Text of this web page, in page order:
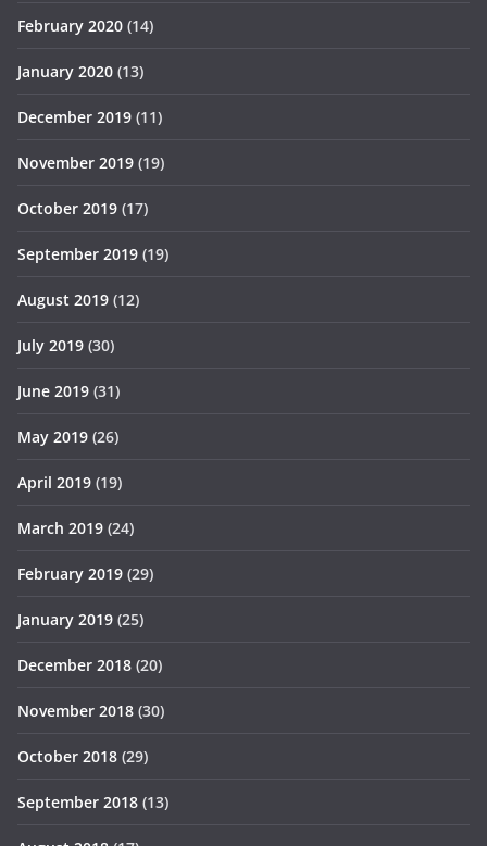
February 2020 (14)
January 2020 (13)
December 2019 (11)
November 2019 (19)
October 2019 (17)
September 2019 (19)
August 2019 (12)
July 2019 (30)
June 2019 (31)
May 2019 (26)
April 2019 (19)
March 2019 (24)
February 2019 (29)
January 2019 (25)
December 2018 (20)
November 2018 (30)
October 2018 (29)
September 2018 (13)